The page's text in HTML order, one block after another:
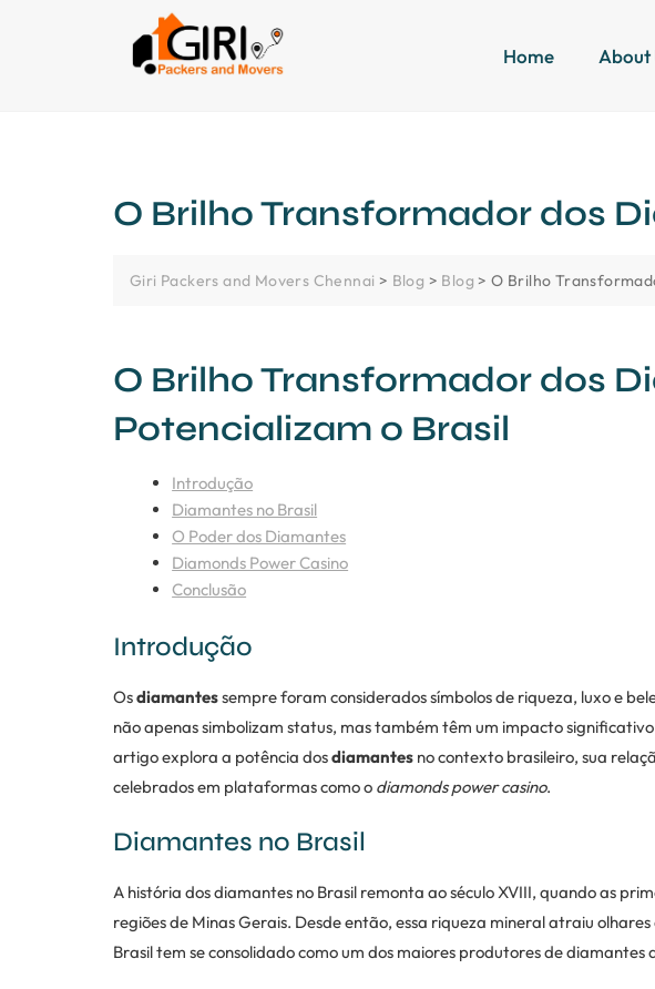
Home About
O Brilho Transformador dos
Giri Packers and Movers Chennai > Blog > Blog >O Brilho
O Brilho Transformador dos
Potencializam o Brasil
Introdução
Diamantes no Brasil
O Poder dos Diamantes
Diamonds Power Casino
Conclusão
Introdução
Osdiamantessempre foram considerados símbolos de riqueza, luxo e
não apenas simbolizam status, mas também têm um impacto
artigo explora a potência dosdiamantes no contexto brasileiro, sua
celebrados em plataformas como o diamonds power casino.
Diamantes no Brasil
A história dos diamantes no Brasil remonta ao século XVIII, quando as
regiões de Minas Gerais. Desde então, essa riqueza mineral atraiu
Brasil tem se consolidado como um dos maiores produtores de diamantes